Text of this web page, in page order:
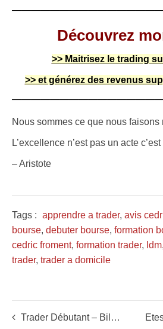
Découvrez
>> Maitrisez le trading
>> et générez des revenus
Nous sommes ce que nous faisons
L’excellence n’est pas un acte
– Aristote
Tags : apprendre a trader, avis
bourse, debuter bourse, formation
cedric froment, formation trader, ldm,
trader, trader a domicile
Trader Débutant – Bilan et questions après 3 semaines de trading